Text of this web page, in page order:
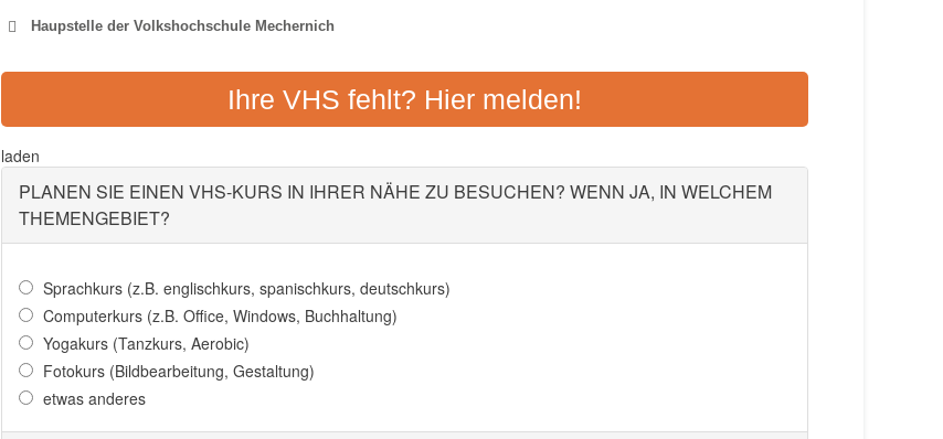
Haupstelle der Volkshochschule Mechernich
VOLKSHOCHSCHULE KREIS EUSKIRCHEN
Adresse: Baumstraße 2, 53879 Euskirchen
Ihre VHS fehlt? Hier melden!
laden
PLANEN SIE EINEN VHS-KURS IN IHRER NÄHE ZU BESUCHEN? WENN JA, IN WELCHEM
THEMENGEBIET?
Sprachkurs (z.B. englischkurs, spanischkurs, deutschkurs)
Computerkurs (z.B. Office, Windows, Buchhaltung)
Yogakurs (Tanzkurs, Aerobic)
Fotokurs (Bildbearbeitung, Gestaltung)
etwas anderes